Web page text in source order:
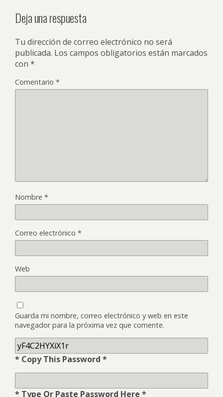
Deja una respuesta
Tu dirección de correo electrónico no será
publicada. Los campos obligatorios están marcados
con *
Comentario *
Nombre *
Correo electrónico *
Web
Guarda mi nombre, correo electrónico y web en este
navegador para la próxima vez que comente.
* Copy This Password *
* Type Or Paste Password Here *